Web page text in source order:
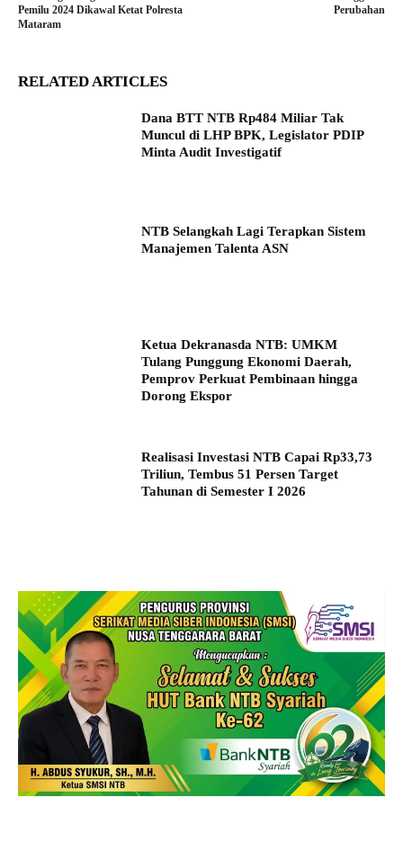
Pemilu 2024 Dikawal Ketat Polresta
Mataram
Perubahan
RELATED ARTICLES
Dana BTT NTB Rp484 Miliar Tak
Muncul di LHP BPK, Legislator PDIP
Minta Audit Investigatif
NTB Selangkah Lagi Terapkan Sistem
Manajemen Talenta ASN
Ketua Dekranasda NTB: UMKM
Tulang Punggung Ekonomi Daerah,
Pemprov Perkuat Pembinaan hingga
Dorong Ekspor
Realisasi Investasi NTB Capai Rp33,73
Triliun, Tembus 51 Persen Target
Tahunan di Semester I 2026